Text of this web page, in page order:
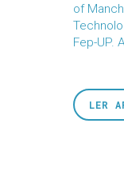
of
Fep-UP.
LER